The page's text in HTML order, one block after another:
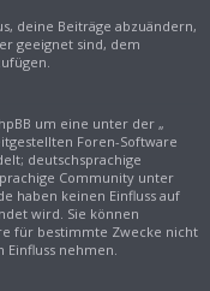
deine Beiträge abzuändern,
geeignet sind, dem
um eine unter der „
Foren-Software
deutschsprachige
Community unter
haben keinen Einfluss auf
wird. Sie können
für bestimmte Zwecke nicht
nehmen.